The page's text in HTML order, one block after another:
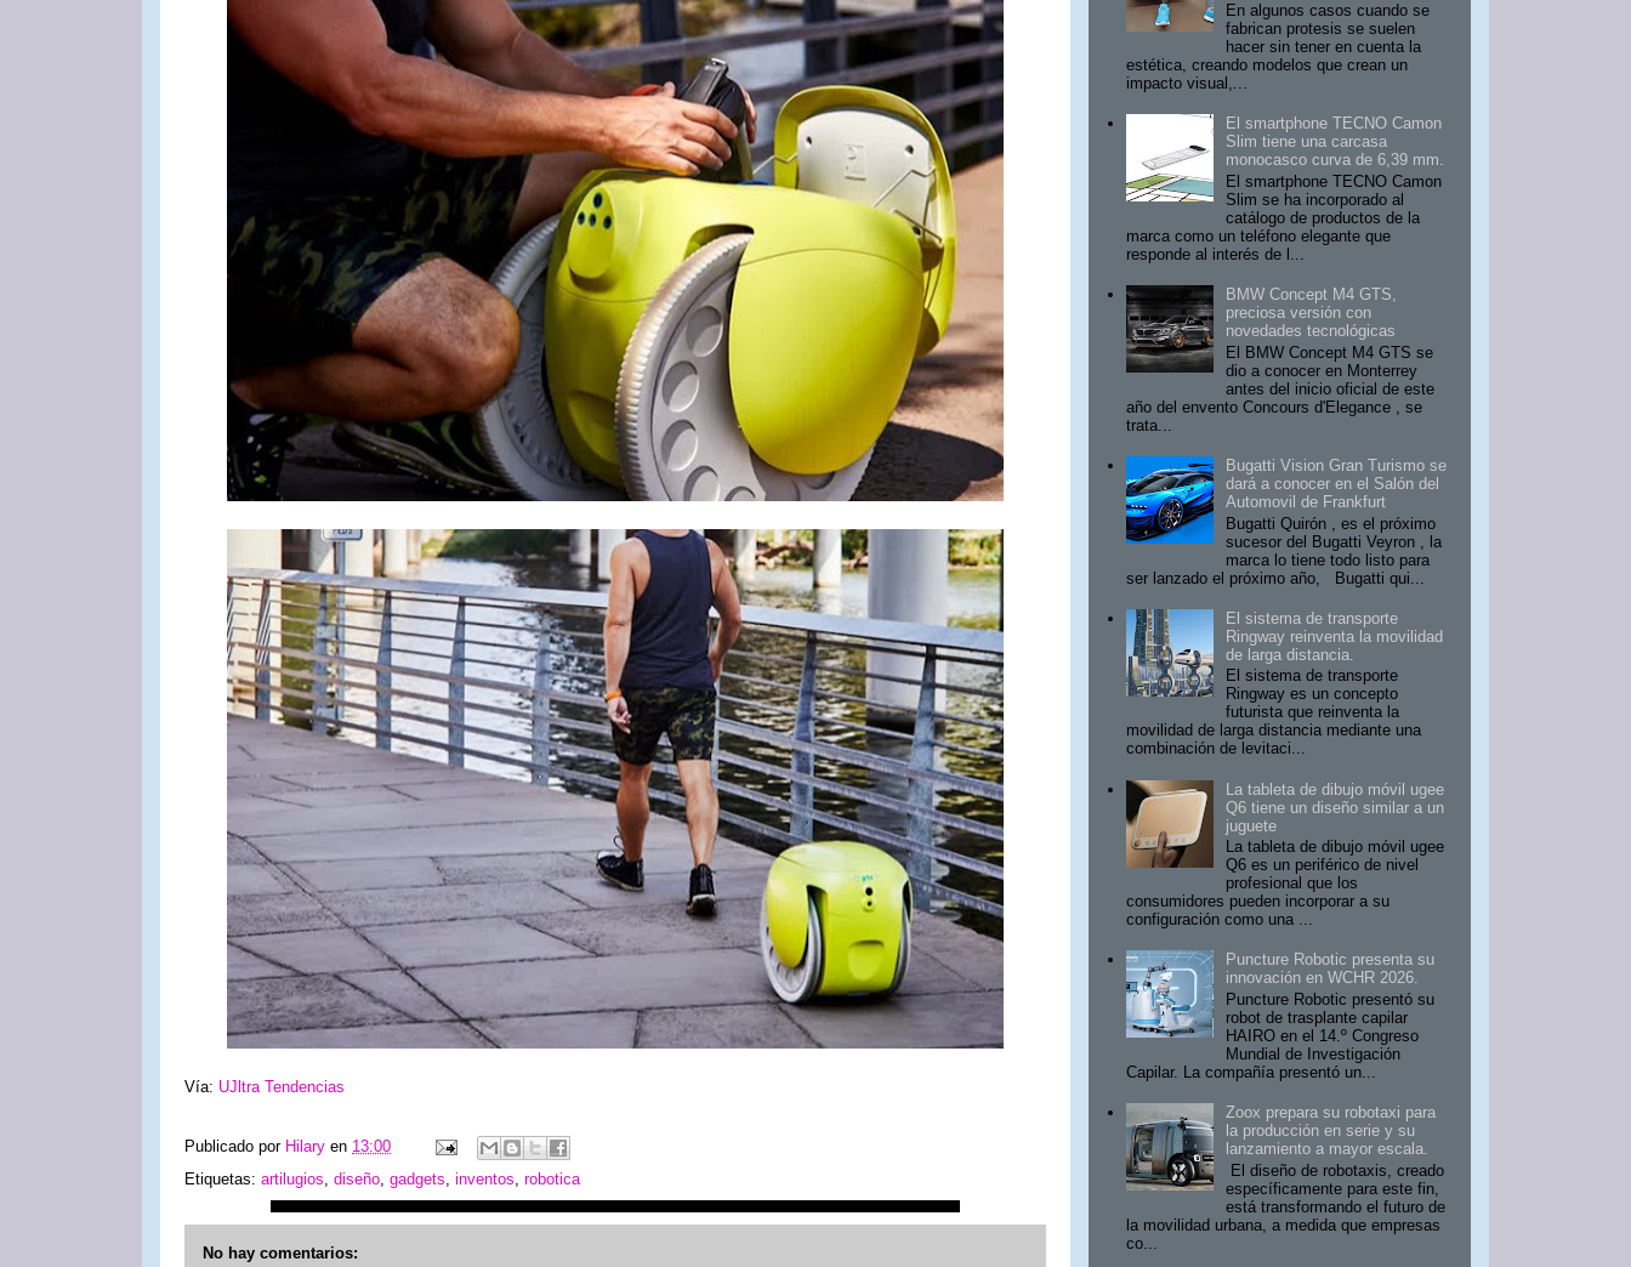
Vía: UJltra Tendencias
Publicado por Hilary en 13:00
Etiquetas: artilugios, diseño, gadgets, inventos, robotica
No hay comentarios:
En algunos casos cuando se
fabrican protesis se suelen
hacer sin tener en cuenta la
estética, creando modelos que crean un
impacto visual,...
El smartphone TECNO Camon
Slim tiene una carcasa
monocasco curva de 6,39 mm.
El smartphone TECNO Camon
Slim se ha incorporado al
catálogo de productos de la
marca como un teléfono elegante que
responde al interés de l...
BMW Concept M4 GTS,
preciosa versión con
novedades tecnológicas
El BMW Concept M4 GTS se
dio a conocer en Monterrey
antes del inicio oficial de este
año del envento Concours d'Elegance , se
trata...
Bugatti Vision Gran Turismo se
dará a conocer en el Salón del
Automovil de Frankfurt
Bugatti Quirón , es el próximo
sucesor del Bugatti Veyron , la
marca lo tiene todo listo para
ser lanzado el próximo año, Bugatti qui...
El sistema de transporte
Ringway reinventa la movilidad
de larga distancia.
El sistema de transporte
Ringway es un concepto
futurista que reinventa la
movilidad de larga distancia mediante una
combinación de levitaci...
La tableta de dibujo móvil ugee
Q6 tiene un diseño similar a un
juguete
La tableta de dibujo móvil ugee
Q6 es un periférico de nivel
profesional que los
consumidores pueden incorporar a su
configuración como una ...
Puncture Robotic presenta su
innovación en WCHR 2026.
Puncture Robotic presentó su
robot de trasplante capilar
HAIRO en el 14.º Congreso
Mundial de Investigación
Capilar. La compañía presentó un...
Zoox prepara su robotaxi para
la producción en serie y su
lanzamiento a mayor escala.
El diseño de robotaxis, creado
específicamente para este fin,
está transformando el futuro de
la movilidad urbana, a medida que empresas
co...